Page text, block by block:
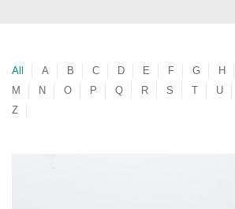
All A B C D E F G H
M
N O P Q R S T U
Z